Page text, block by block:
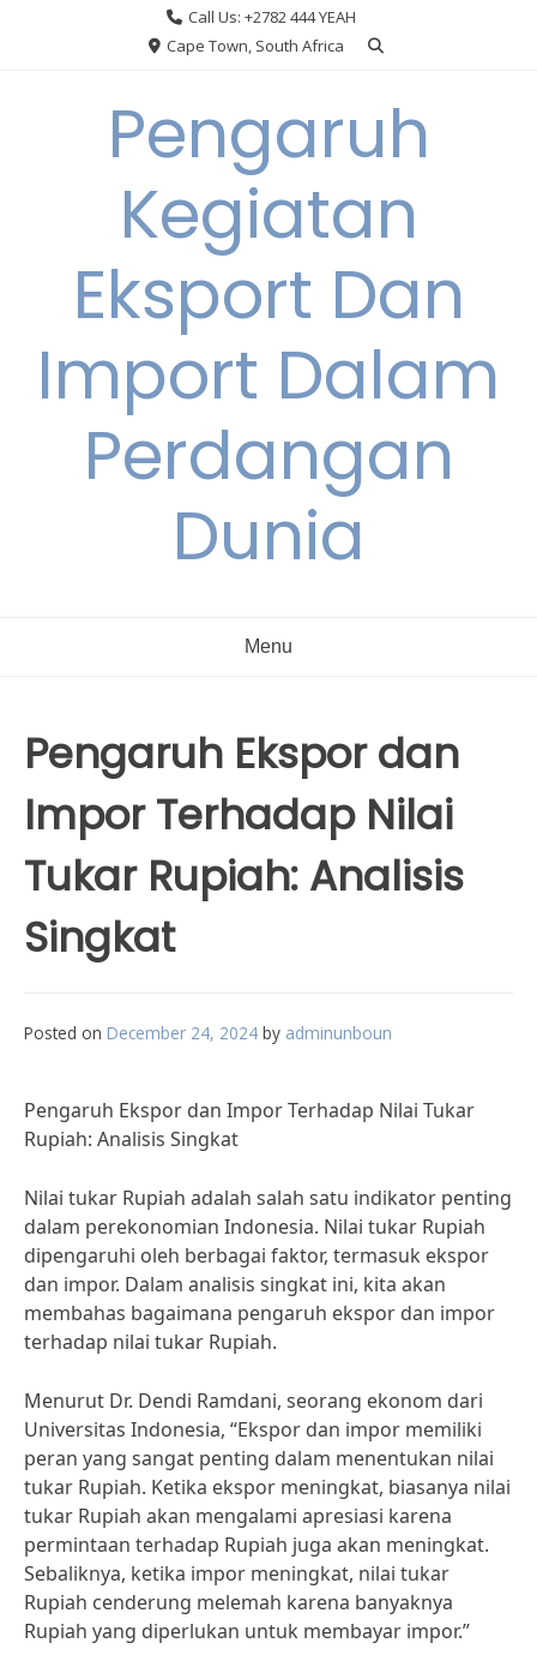
Call Us: +2782 444 YEAH
Cape Town, South Africa
Pengaruh
Kegiatan
Eksport Dan
Import Dalam
Perdangan
Dunia
Menu
Pengaruh Ekspor dan
Impor Terhadap Nilai
Tukar Rupiah: Analisis
Singkat
Posted on December 24, 2024 by adminunboun
Pengaruh Ekspor dan Impor Terhadap Nilai Tukar
Rupiah: Analisis Singkat
Nilai tukar Rupiah adalah salah satu indikator penting
dalam perekonomian Indonesia. Nilai tukar Rupiah
dipengaruhi oleh berbagai faktor, termasuk ekspor
dan impor. Dalam analisis singkat ini, kita akan
membahas bagaimana pengaruh ekspor dan impor
terhadap nilai tukar Rupiah.
Menurut Dr. Dendi Ramdani, seorang ekonom dari
Universitas Indonesia, “Ekspor dan impor memiliki
peran yang sangat penting dalam menentukan nilai
tukar Rupiah. Ketika ekspor meningkat, biasanya nilai
tukar Rupiah akan mengalami apresiasi karena
permintaan terhadap Rupiah juga akan meningkat.
Sebaliknya, ketika impor meningkat, nilai tukar
Rupiah cenderung melemah karena banyaknya
Rupiah yang diperlukan untuk membayar impor.”